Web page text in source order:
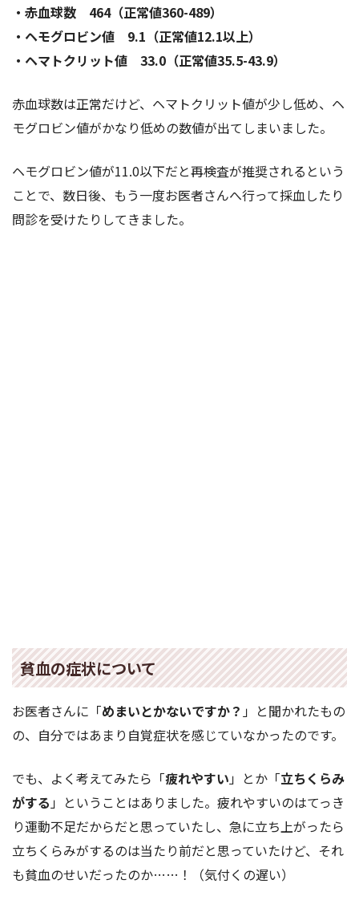
・赤血球数 464（正常値360-489）
・ヘモグロビン値 9.1（正常値12.1以上）
・ヘマトクリット値 33.0（正常値35.5-43.9）
赤血球数は正常だけど、ヘマトクリット値が少し低め、ヘ
モグロビン値がかなり低めの数値が出てしまいました。
ヘモグロビン値が11.0以下だと再検査が推奨されるという
ことで、数日後、もう一度お医者さんへ行って採血したり
問診を受けたりしてきました。
貧血の症状について
お医者さんに「めまいとかないですか？ 」と聞かれたもの
の、自分ではあまり自覚症状を感じていなかったのです。
でも、よく考えてみたら「疲れやすい 」とか「立ちくらみ
がする 」ということはありました。疲れやすいのはてっき
り運動不足だからだと思っていたし、急に立ち上がったら
立ちくらみがするのは当たり前だと思っていたけど、それ
も貧血のせいだったのか……！（気付くの遅い）